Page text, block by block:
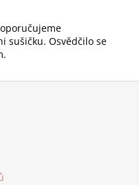
sušičku. Osvědčilo se